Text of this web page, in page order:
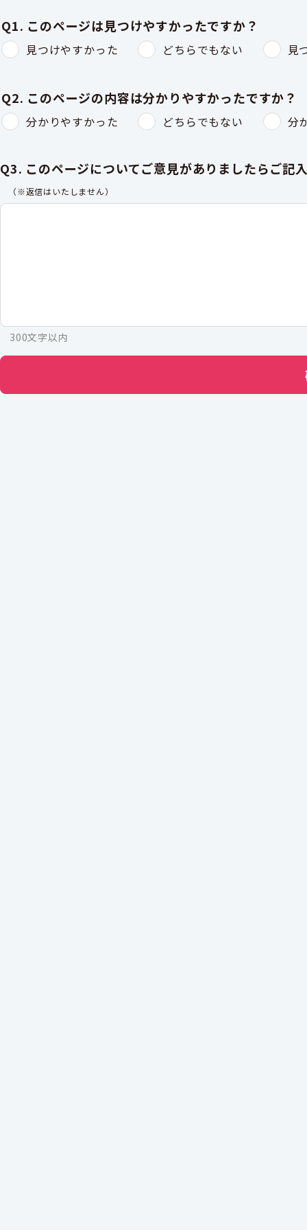
Q1. このページは見つけやすかったですか？
見つけやすかった どちらでもない 見
Q2. このページの内容は分かりやすかったですか？
分かりやすかった どちらでもない 分
Q3. このページについてご意見がありましたらご記
（※返信はいたしません）
300文字以内